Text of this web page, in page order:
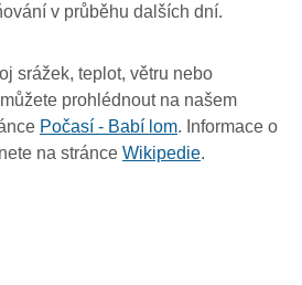
v průběhu dalších dní.
srážek, teplot, větru nebo
prohlédnout na našem
Počasí - Babí lom. Informace o
na stránce Wikipedie.